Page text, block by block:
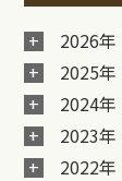
2026年
2025年
2024年
2023年
2022年